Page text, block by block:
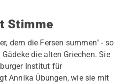
Stimme
dem die Fersen summen" - so
die alten Griechen. Sie
Institut für
Annika Übungen, wie sie mit